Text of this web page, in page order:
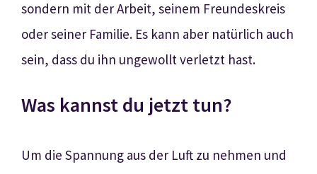
sondern mit der Arbeit, seinem Freundeskreis
oder seiner Familie. Es kann aber natürlich auch
sein, dass du ihn ungewollt verletzt hast.
Was kannst du jetzt tun?
Um die Spannung aus der Luft zu nehmen und